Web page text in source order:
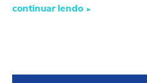
continuar lendo ►